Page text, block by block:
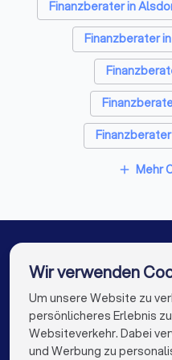
Finanzberater in
Finanzberater
Finanzberater in
Finanzberater in Linnich
add Mehr
Die besten Finanzberater
info@trustlocal.de
Wir verwenden
Um unsere Website zu
persönlicheres Erlebnis
Websiteverkehr. Dabei
und Werbung zu